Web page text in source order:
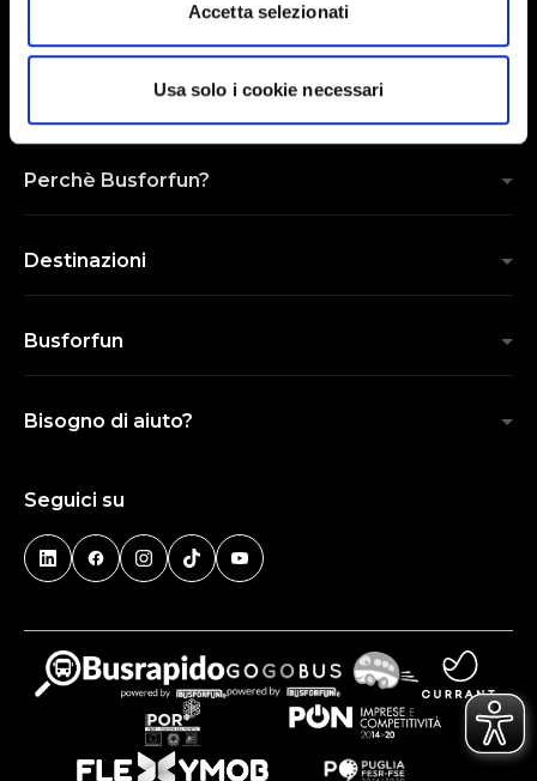
Accetta selezionati
Usa solo i cookie necessari
INVIA
Perchè Busforfun?
Destinazioni
Busforfun
Bisogno di aiuto?
Seguici su